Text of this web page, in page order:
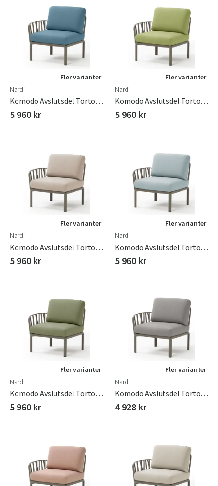
Fler varianter
Nardi
Komodo Avslutsdel Tortora - Adriatic Sunbrella
5 960 kr
Fler varianter
Nardi
Komodo Avslutsdel Tortora - Avocado Sunbrella
5 960 kr
Fler varianter
Nardi
Komodo Avslutsdel Tortora - Canvas Sunbrella
5 960 kr
Fler varianter
Nardi
Komodo Avslutsdel Tortora - Ghiaccio Sunbrella
5 960 kr
Fler varianter
Nardi
Komodo Avslutsdel Tortora - Gianugla Sunbrella
5 960 kr
Fler varianter
Nardi
Komodo Avslutsdel Tortora - Grigio
4 928 kr